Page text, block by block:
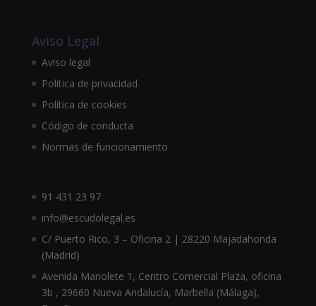
Aviso Legal
Aviso legal
Política de privacidad
Política de cookies
Código de conducta
Normas de funcionamiento
91 431 23 97
info@escudolegal.es
C/ Puerto Rico, 3 – Oficina 2 | 28220 Majadahonda
(Madrid)
Avenida Manolete 1, Centro Comercial Plaza, oficina
3b , 29660 Nueva Andalucía, Marbella (Málaga),